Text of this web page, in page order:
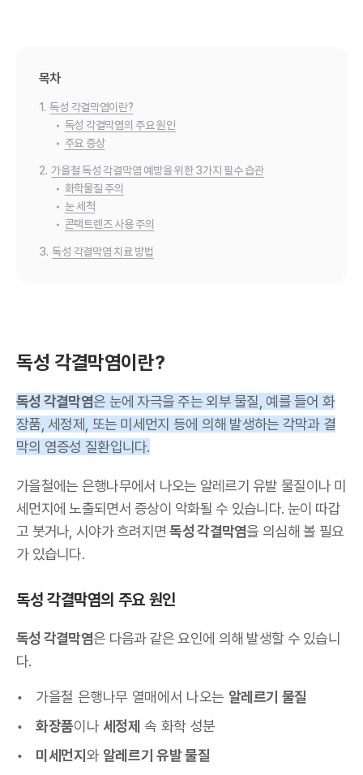
목차
1. 독성 각결막염이란?
• 독성 각결막염의 주요 원인
• 주요 증상
2. 가을철 독성 각결막염 예방을 위한 3가지 필수 습관
• 화학물질 주의
• 눈 세척
• 콘택트렌즈 사용 주의
3. 독성 각결막염 치료 방법
독성 각결막염이란?
독성 각결막염은 눈에 자극을 주는 외부 물질, 예를 들어 화
장품, 세정제, 또는 미세먼지 등에 의해 발생하는 각막과 결
막의 염증성 질환입니다.
가을철에는 은행나무에서 나오는 알레르기 유발 물질이나 미
세먼지에 노출되면서 증상이 악화될 수 있습니다. 눈이 따갑
고 붓거나, 시야가 흐려지면독성 각결막염을 의심해 볼 필요
가 있습니다.
독성 각결막염의 주요 원인
독성 각결막염은 다음과 같은 요인에 의해 발생할 수 있습니
다.
가을철 은행나무 열매에서 나오는 알레르기 물질
화장품이나 세정제 속 화학 성분
미세먼지 와 알레르기 유발 물질